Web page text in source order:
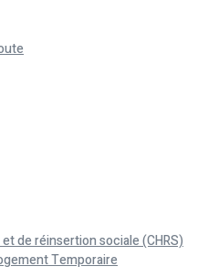
de réinsertion sociale (CHRS)
Temporaire